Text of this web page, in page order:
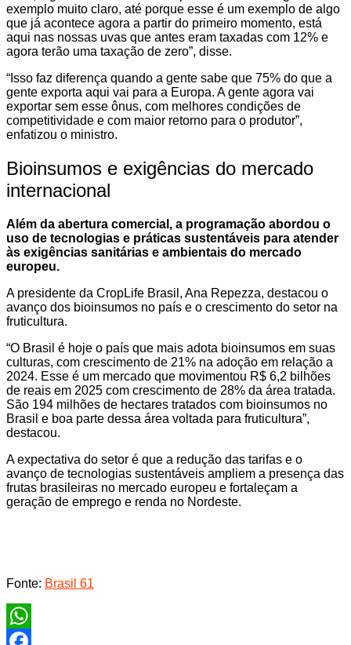
exemplo muito claro, até porque esse é um exemplo de algo
que já acontece agora a partir do primeiro momento, está
aqui nas nossas uvas que antes eram taxadas com 12% e
agora terão uma taxação de zero”, disse.
“Isso faz diferença quando a gente sabe que 75% do que a
gente exporta aqui vai para a Europa. A gente agora vai
exportar sem esse ônus, com melhores condições de
competitividade e com maior retorno para o produtor”,
enfatizou o ministro.
Bioinsumos e exigências do mercado
internacional
Além da abertura comercial, a programação abordou o
uso de tecnologias e práticas sustentáveis para atender
às exigências sanitárias e ambientais do mercado
europeu.
A presidente da CropLife Brasil, Ana Repezza, destacou o
avanço dos bioinsumos no país e o crescimento do setor na
fruticultura.
“O Brasil é hoje o país que mais adota bioinsumos em suas
culturas, com crescimento de 21% na adoção em relação a
2024. Esse é um mercado que movimentou R$ 6,2 bilhões
de reais em 2025 com crescimento de 28% da área tratada.
São 194 milhões de hectares tratados com bioinsumos no
Brasil e boa parte dessa área voltada para fruticultura”,
destacou.
A expectativa do setor é que a redução das tarifas e o
avanço de tecnologias sustentáveis ampliem a presença das
frutas brasileiras no mercado europeu e fortaleçam a
geração de emprego e renda no Nordeste.
Fonte: Brasil 61
WhatsApp